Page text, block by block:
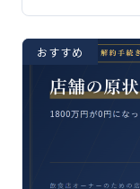
おすすめ